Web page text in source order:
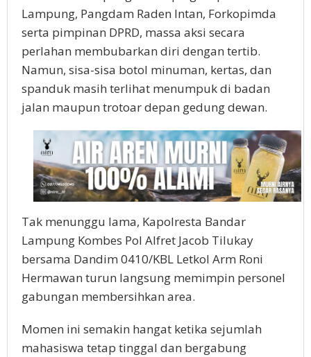
Lampung, Pangdam Raden Intan, Forkopimda
serta pimpinan DPRD, massa aksi secara
perlahan membubarkan diri dengan tertib.
Namun, sisa-sisa botol minuman, kertas, dan
spanduk masih terlihat menumpuk di badan
jalan maupun trotoar depan gedung dewan.
Tak menunggu lama, Kapolresta Bandar
Lampung Kombes Pol Alfret Jacob Tilukay
bersama Dandim 0410/KBL Letkol Arm Roni
Hermawan turun langsung memimpin personel
gabungan membersihkan area.
Momen ini semakin hangat ketika sejumlah
mahasiswa tetap tinggal dan bergabung